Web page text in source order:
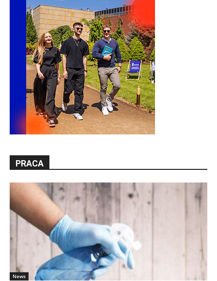
PRACA
News